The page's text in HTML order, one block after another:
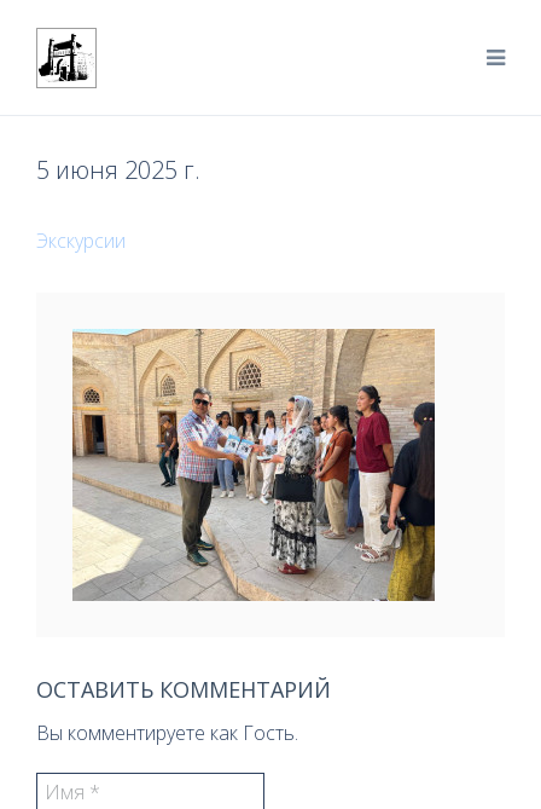
5 июня 2025 г.
Экскурсии
ОСТАВИТЬ КОММЕНТАРИЙ
Вы комментируете как Гость.